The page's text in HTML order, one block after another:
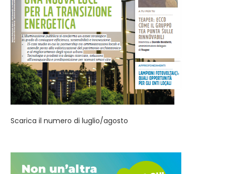
Scarica il numero di luglio/agosto